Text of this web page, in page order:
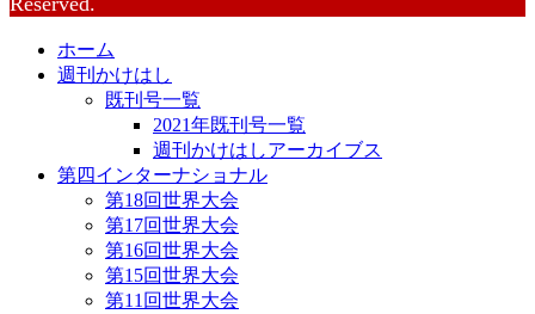
ホーム
週刊かけはし
既刊号一覧
2021年既刊号一覧
週刊かけはしアーカイブス
第四インターナショナル
第18回世界大会
第17回世界大会
第16回世界大会
第15回世界大会
第11回世界大会